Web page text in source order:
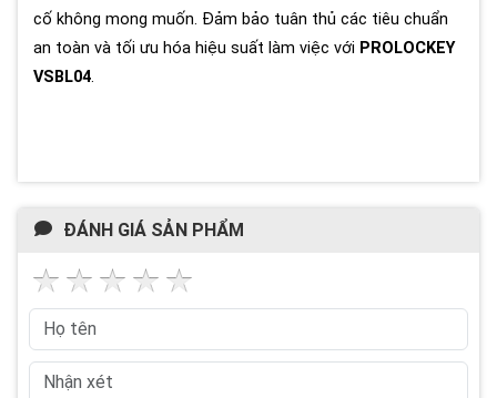
cố không mong muốn. Đảm bảo tuân thủ các tiêu chuẩn
an toàn và tối ưu hóa hiệu suất làm việc với PROLOCKEY
VSBL04.
ĐÁNH GIÁ SẢN PHẨM